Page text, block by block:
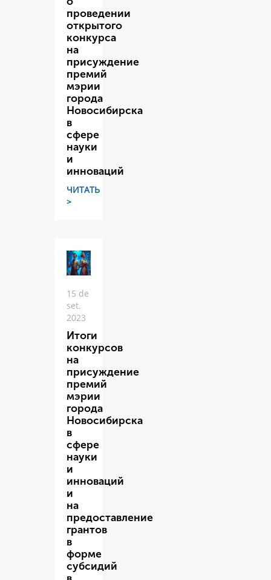
проведении
открытого
конкурса
на
присуждение
премий
мэрии
города
Новосибирска
в
сфере
науки
и
инноваций
ЧИТАТЬ
>
15 de
set.
2023
Итоги
конкурсов
на
присуждение
премий
мэрии
города
Новосибирска
в
сфере
науки
и
инноваций
и
на
предоставление
грантов
в
форме
субсидий